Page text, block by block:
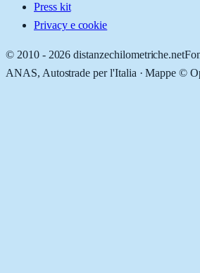
Press kit
Privacy e cookie
© 2010 - 2026 distanzechilometriche.net
ANAS, Autostrade per l'Italia · Mappe ©